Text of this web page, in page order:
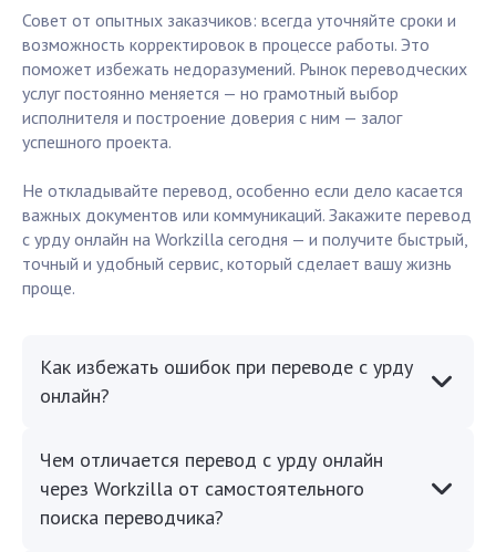
Совет от опытных заказчиков: всегда уточняйте сроки и
возможность корректировок в процессе работы. Это
поможет избежать недоразумений. Рынок переводческих
услуг постоянно меняется — но грамотный выбор
исполнителя и построение доверия с ним — залог
успешного проекта.
Не откладывайте перевод, особенно если дело касается
важных документов или коммуникаций. Закажите перевод
с урду онлайн на Workzilla сегодня — и получите быстрый,
точный и удобный сервис, который сделает вашу жизнь
проще.
Как избежать ошибок при переводе с урду
онлайн?
Чем отличается перевод с урду онлайн
через Workzilla от самостоятельного
поиска переводчика?